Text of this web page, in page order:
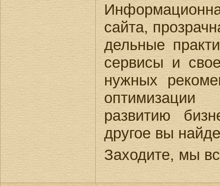
сайта,
дельные
сервисы и
нужных
развитию
другое вы
Заходите, мы